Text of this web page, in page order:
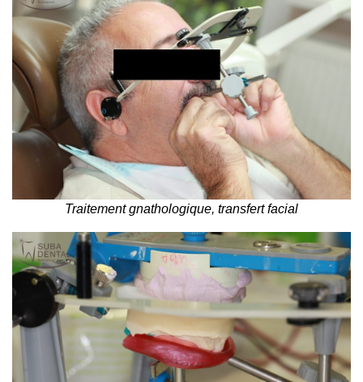
Traitement gnathologique, transfert facial